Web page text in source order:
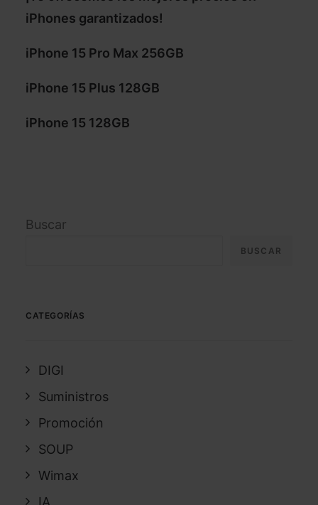
iPhones garantizados!
iPhone 15 Pro Max 256GB
iPhone 15 Plus 128GB
iPhone 15 128GB
Buscar
BUSCAR
CATEGORÍAS
DIGI
Suministros
Promoción
SOUP
Wimax
IA